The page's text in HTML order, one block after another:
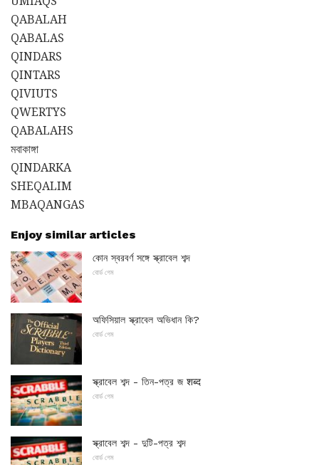
QABALAH
QABALAS
QINDARS
QINTARS
QIVIUTS
QWERTYS
QABALAHS
মবাকাঙ্গা
QINDARKA
SHEQALIM
MBAQANGAS
Enjoy similar articles
কোন স্বরবর্ণ সঙ্গে স্ক্রাবেল শব্দ
বোর্ড গেম
অফিসিয়াল স্ক্রাবেল অভিধান কি?
বোর্ড গেম
স্ক্রাবেল শব্দ - তিন-পত্র জ शब्द
বোর্ড গেম
স্ক্রাবেল শব্দ - দুটি-পত্র শব্দ
বোর্ড গেম